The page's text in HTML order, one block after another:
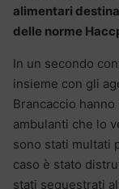
alimentari
delle norme
In un secondo
insieme con gli
Brancaccio
ambulanti che lo
sono stati multati
caso è stato
stati sequestrati